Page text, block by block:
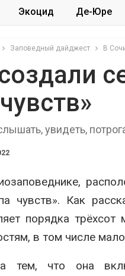
Экоцид Де-Юре
Заповедный дайджест В
увидеть,
чувств». Как
порядка
в том числе
тем, что она